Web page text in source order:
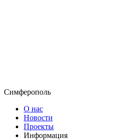
Симферополь
О нас
Новости
Проекты
Информация